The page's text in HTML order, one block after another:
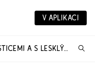
V APLIKACI
HLADKÁ PODPRSENKA S KOSTICEMI A S LESKLÝM EFEKTEM (2 KS)